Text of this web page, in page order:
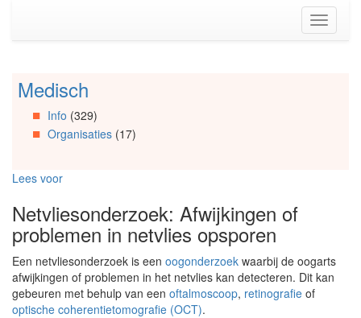
(Accesskey
Toggle
Spring
Artikels
Spring
Spring
Organisaties
Spring
Social
media
Medisch
Info (329)
Organisaties(17)
Lees voor
Netvliesonderzoek: Afwijkingen of
problemen in netvlies opsporen
Een netvliesonderzoek is een oogonderzoek waarbij de oogarts
afwijkingen of problemen in het netvlies kan detecteren. Dit kan
gebeuren met behulp van een oftalmoscoop, retinografie of
optische coherentietomografie (OCT).